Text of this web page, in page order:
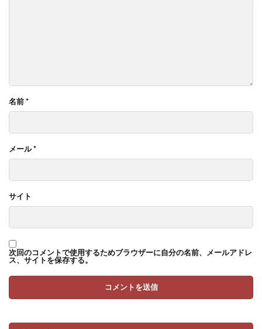
名前*
メール*
サイト
次回のコメントで使用するためブラウザーに自分の名前、メールアドレ
ス、サイトを保存する。